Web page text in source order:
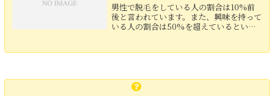
男性で脱毛をしている人の割合は10%前
後と言われています。また、興味を持って
いる人の割合は50%を超えているという